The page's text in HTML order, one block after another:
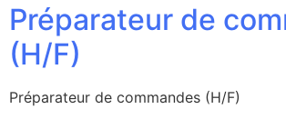
Préparateur de
(H/F)
Préparateur de commandes (H/F)